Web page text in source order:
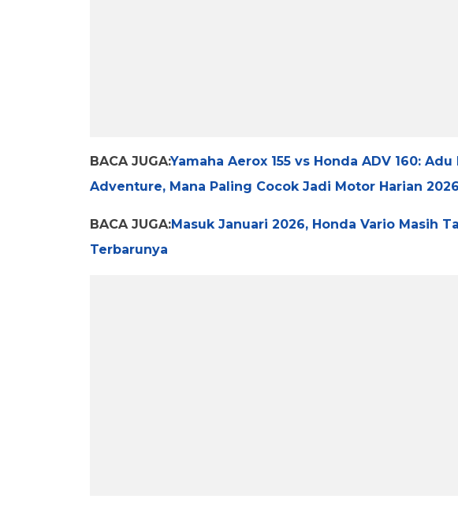
BACA JUGA:Yamaha Aerox 155 vs Honda ADV 160:
Adventure, Mana Paling Cocok Jadi Motor Harian
BACA JUGA:Masuk Januari 2026, Honda Vario Masih
Terbarunya